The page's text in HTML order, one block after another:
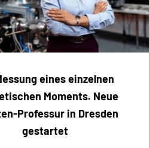
eines einzelnen
Moments. Neue
Professur in Dresden
gestartet